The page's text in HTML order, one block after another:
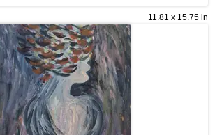
11.81 x 15.75 in